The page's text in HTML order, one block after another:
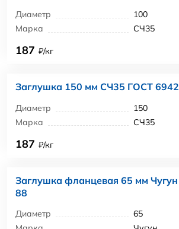
Диаметр
100
Марка
СЧ35
187 ₽/кг
Заглушка 150 мм СЧ35 ГОСТ
Диаметр
150
Марка
СЧ35
187 ₽/кг
Заглушка фланцевая 65 мм
88
Диаметр
65